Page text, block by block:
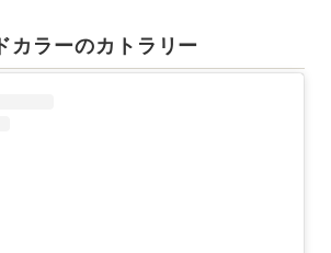
カラーのカトラリー